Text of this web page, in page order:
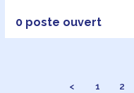
0 poste ouvert
< 1 2